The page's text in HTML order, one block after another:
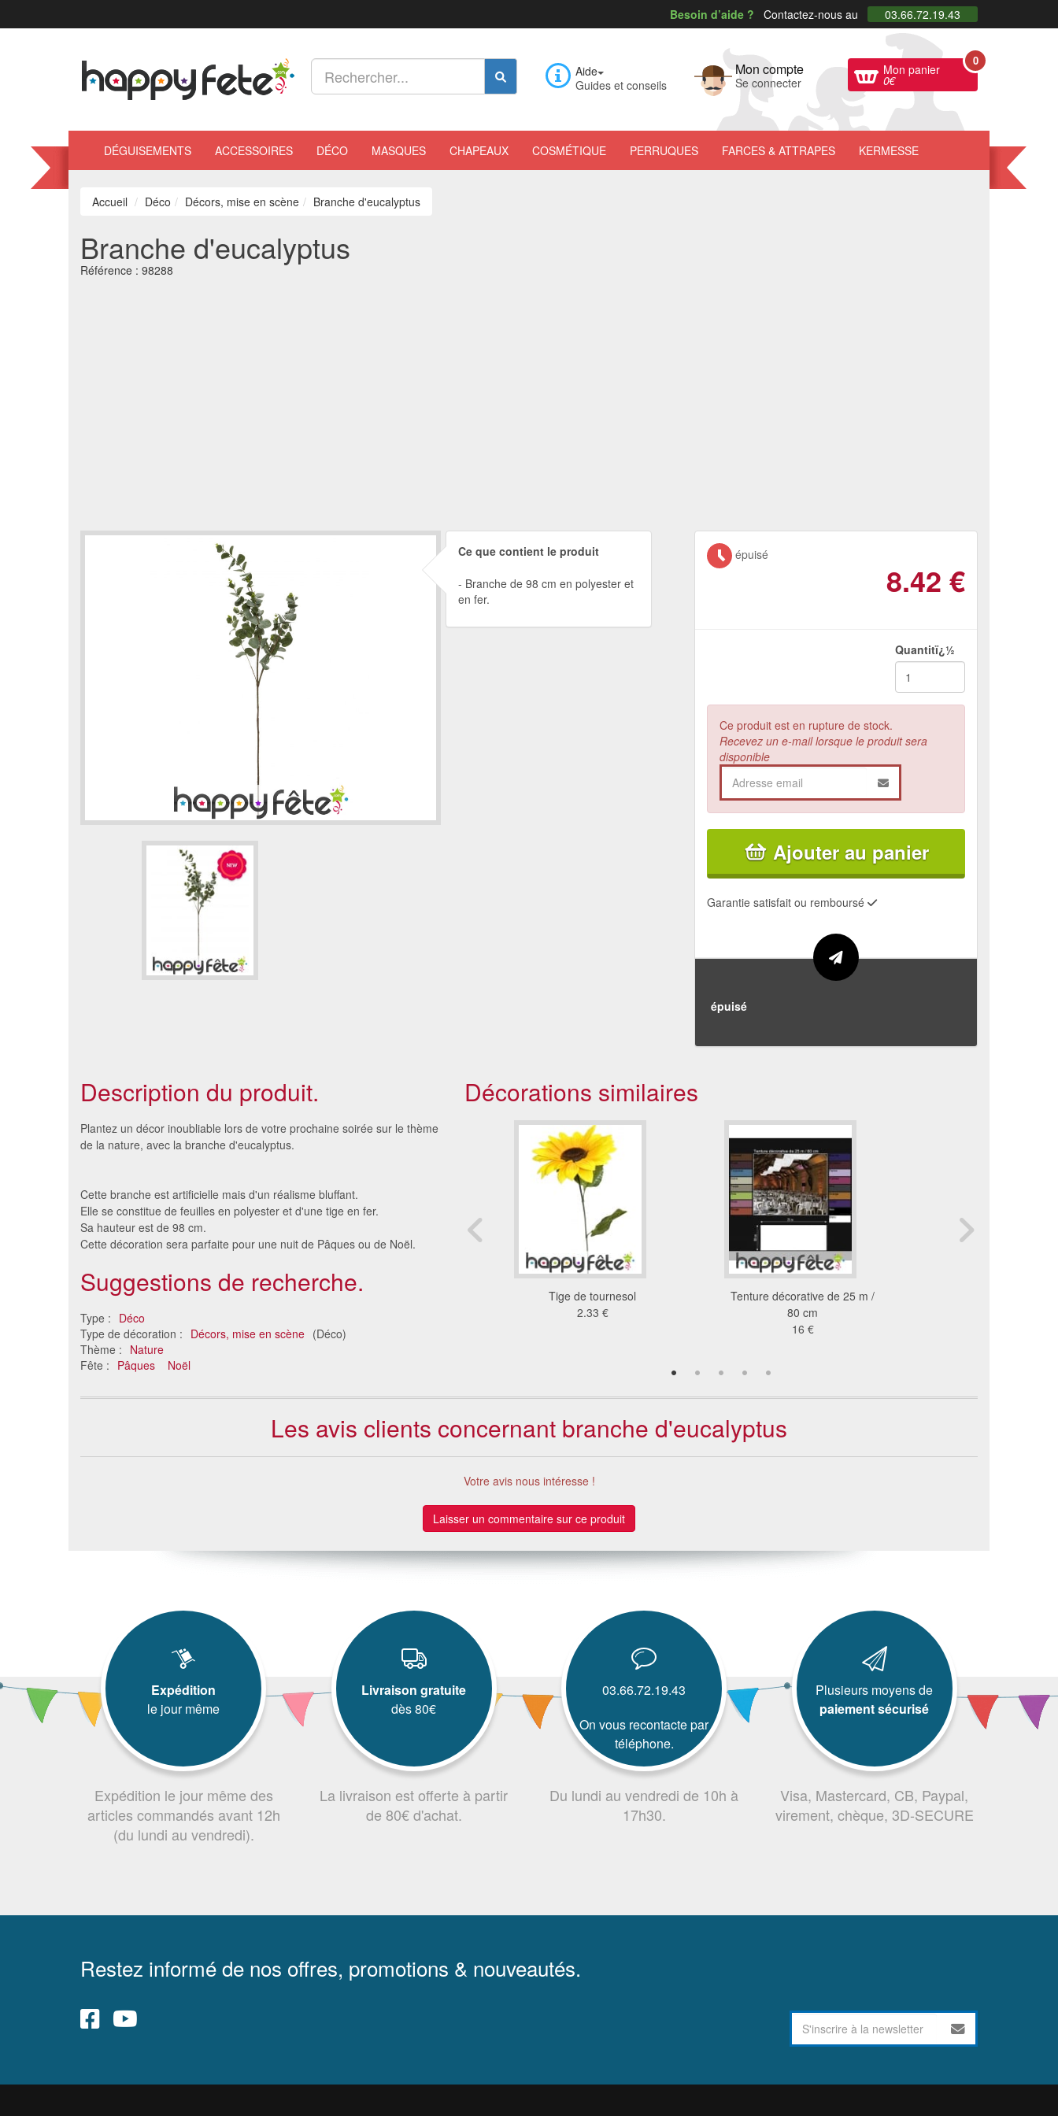
Besoin d’aide ? Contactez-nous au 03.66.72.19.43
Aide
Guides et conseils
Mon compte
Se connecter
Mon panier
0€
0
DÉGUISEMENTS ACCESSOIRES DÉCO MASQUES CHAPEAUX COSMÉTIQUE PERRUQUES FARCES & ATTRAPES KERMESSE
Accueil Déco Décors, mise en scène Branche d'eucalyptus
Branche d'eucalyptus
Référence : 98288
Ce que contient le produit
Branche de 98 cm en polyester et
en fer.
épuisé
8.42 €
Quantitï¿½
Ce produit est en rupture de stock.
Recevez un e-mail lorsque le produit sera
disponible
Ajouter au panier
Garantie satisfait ou remboursé
épuisé
Description du produit.
Plantez un décor inoubliable lors de votre prochaine soirée sur le thème
de la nature, avec la branche d'eucalyptus.
Cette branche est artificielle mais d'un réalisme bluffant.
Elle se constitue de feuilles en polyester et d'une tige en fer.
Sa hauteur est de 98 cm.
Cette décoration sera parfaite pour une nuit de Pâques ou de Noël.
Suggestions de recherche.
Type : Déco
Type de décoration : Décors, mise en scène (Déco)
Thème : Nature
Fête : Pâques Noël
Décorations similaires
Gravier satiné anis
Sachet de 20 plumes d'environ
Tige de tournesol
2.33 €
Tenture décorative de 25 m /
80 cm
16 €
Les avis clients concernant branche d'eucalyptus
Votre avis nous intéresse !
Laisser un commentaire sur ce produit
Expédition
le jour même
Expédition le jour même des
articles commandés avant 12h
(du lundi au vendredi).
Livraison gratuite
dès 80€
La livraison est offerte à partir
de 80€ d'achat.
03.66.72.19.43
On vous recontacte par
téléphone.
Du lundi au vendredi de 10h à
17h30.
Plusieurs moyens de
paiement sécurisé
Visa, Mastercard, CB, Paypal,
virement, chèque, 3D-SECURE
Restez informé de nos offres, promotions & nouveautés.